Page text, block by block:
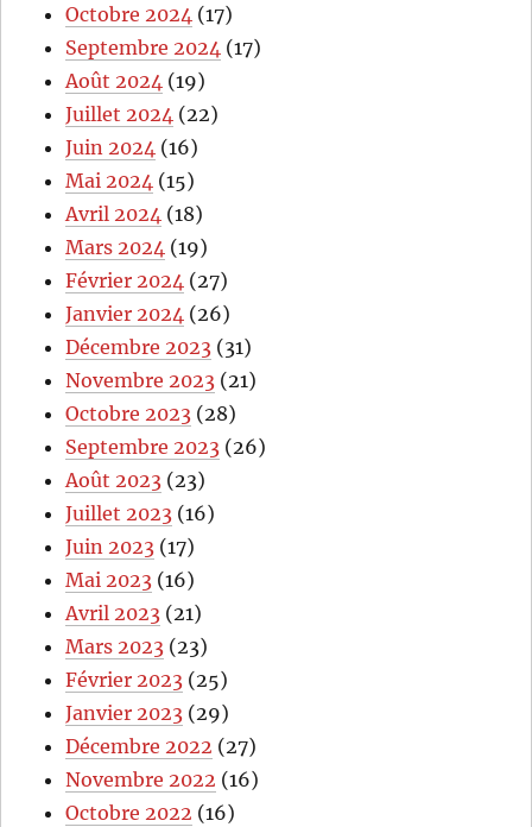
Octobre 2024 (17)
Septembre 2024 (17)
Août 2024 (19)
Juillet 2024 (22)
Juin 2024 (16)
Mai 2024 (15)
Avril 2024 (18)
Mars 2024 (19)
Février 2024 (27)
Janvier 2024 (26)
Décembre 2023 (31)
Novembre 2023 (21)
Octobre 2023 (28)
Septembre 2023 (26)
Août 2023 (23)
Juillet 2023 (16)
Juin 2023 (17)
Mai 2023 (16)
Avril 2023 (21)
Mars 2023 (23)
Février 2023 (25)
Janvier 2023 (29)
Décembre 2022 (27)
Novembre 2022 (16)
Octobre 2022 (16)